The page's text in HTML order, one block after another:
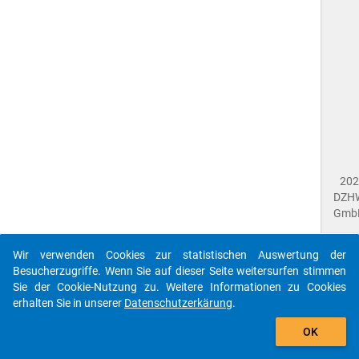
Wir verwenden Cookies zur statistischen Auswertung der
Besucherzugriffe. Wenn Sie auf dieser Seite weitersurfen stimmen
Sie der Cookie-Nutzung zu. Weitere Informationen zu Cookies
erhalten Sie in unserer Datenschutzerkärung.
OK